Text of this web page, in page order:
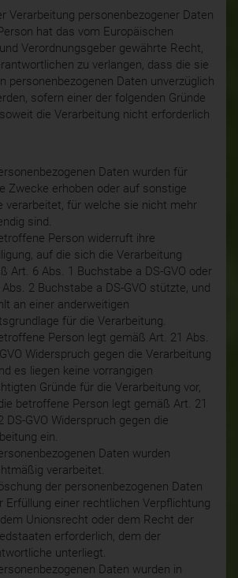
Verarbeitung personenbezogener Daten
hat das vom Europäischen
Verordnungsgeber gewährte Recht,
zu verlangen, dass die sie
personenbezogenen Daten unverzüglich
sofern einer der folgenden Gründe
die Verarbeitung nicht erforderlich
Daten wurden für
Zwecke erhoben oder auf sonstige
verarbeitet, für welche sie nicht mehr
sind.
Person widerruft ihre
auf die sich die Verarbeitung
Art. 6 Abs. 1 Buchstabe a DS-GVO oder
2 Buchstabe a DS-GVO stützte, und
an einer anderweitigen
für die Verarbeitung.
Person legt gemäß Art. 21 Abs.
Widerspruch gegen die Verarbeitung
es liegen keine vorrangigen
Gründe für die Verarbeitung vor,
betroffene Person legt gemäß Art. 21
DS-GVO Widerspruch gegen die
ein.
Daten wurden
verarbeitet.
der personenbezogenen Daten
Erfüllung einer rechtlichen Verpflichtung
Unionsrecht oder dem Recht der
erforderlich, dem der
unterliegt.
Daten wurden in